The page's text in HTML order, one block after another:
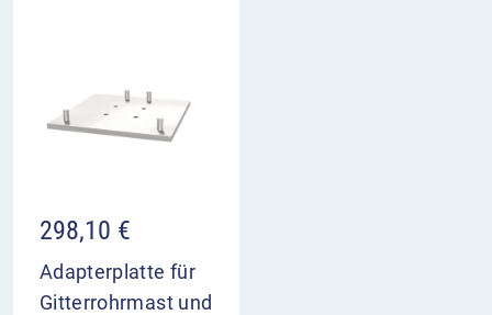
298,10 €
Adapterplatte für
Gitterrohrmast und